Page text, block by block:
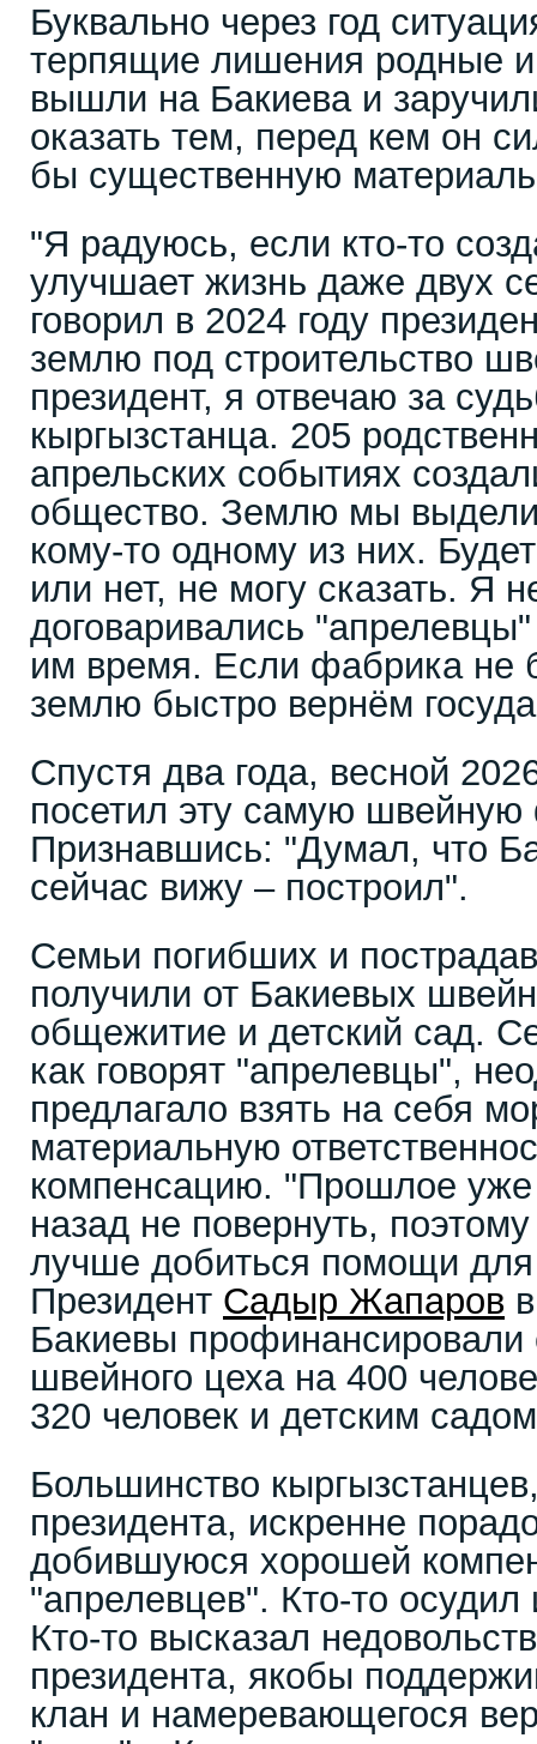
Буквально через год
терпящие лишения родные
вышли на Бакиева и
оказать тем, перед кем он
бы существенную
"Я радуюсь, если кто-то
улучшает жизнь даже двух
говорил в 2024 году
землю под строительство
президент, я отвечаю за
кыргызстанца. 205
апрельских событиях
общество. Землю мы
кому-то одному из них.
или нет, не могу сказать. Я
договаривались
им время. Если фабрика не
землю быстро вернём
Спустя два года, весной
посетил эту самую швейную
Признавшись: "Думал, что
сейчас вижу – построил".
Семьи погибших и
получили от Бакиевых
общежитие и детский сад.
как говорят "апрелевцы",
предлагало взять на себя
материальную
компенсацию. "Прошлое уже
назад не повернуть,
лучше добиться помощи
Президент Садыр Жапаров
Бакиевы профинансировали
швейного цеха на 400
320 человек и детским
Большинство
президента, искренне
добившуюся хорошей
"апрелевцев". Кто-то
Кто-то высказал
президента, якобы
клан и намеревающегося